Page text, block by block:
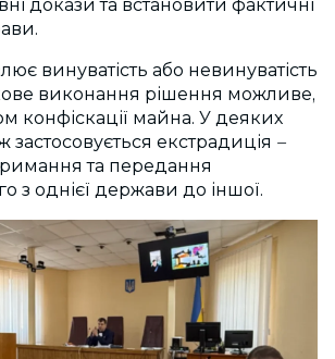
докази та встановити фактичні
винуватість або невинуватість
виконання рішення можливе,
конфіскації майна. У деяких
застосовується екстрадиція –
та передання
з однієї держави до іншої.